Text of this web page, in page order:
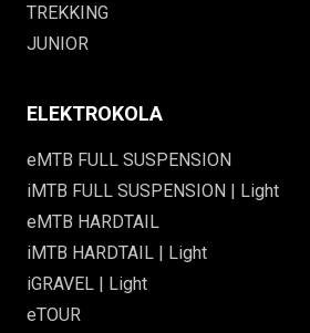
TREKKING
JUNIOR
ELEKTROKOLA
eMTB FULL SUSPENSION
iMTB FULL SUSPENSION | Light
eMTB HARDTAIL
iMTB HARDTAIL | Light
iGRAVEL | Light
eTOUR